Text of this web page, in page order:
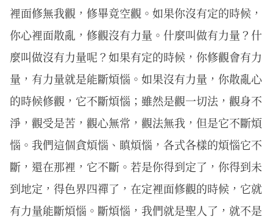
裡面修無我觀，修畢竟空觀。如果你沒有定的時候，
你心裡面散亂，修觀沒有力量。什麼叫做有力量？什
麼叫做沒有力量呢？如果有定的時候，你修觀會有力
量，有力量就是能斷煩惱。如果沒有力量，你散亂心
的時候修觀，它不斷煩惱；雖然是觀一切法，觀身不
淨，觀受是苦，觀心無常，觀法無我，但是它不斷煩
惱。我們這個貪煩惱、瞋煩惱，各式各樣的煩惱它不
斷，還在那裡，它不斷。若是你得到定了，你得到未
到地定，得色界四禪了，在定裡面修觀的時候，它就
有力量能斷煩惱。斷煩惱，我們就是聖人了，就不是